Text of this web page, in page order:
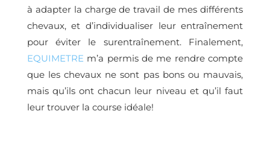
à adapter la charge de travail de mes différents
chevaux, et d’individualiser leur entraînement
pour éviter le surentraînement. Finalement,
EQUIMETRE m’a permis de me rendre compte
que les chevaux ne sont pas bons ou mauvais,
mais qu’ils ont chacun leur niveau et qu’il faut
leur trouver la course idéale!